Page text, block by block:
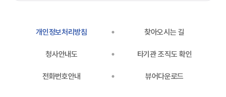
개인정보처리방침 찾아오시는 길
청사안내도 타기관 조직도 확인
전화번호안내 뷰어다운로드